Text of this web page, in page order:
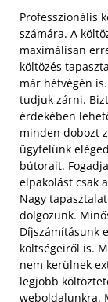
Professzionális
számára. A
maximálisan
költözés
már hétvégén
tudjuk zárni.
érdekében
minden dobozt
ügyfelünk
bútorait.
elpakolást csak
Nagy
dolgozunk.
Díjszámításunk
költségeiről is.
nem kerülnek
legjobb
weboldalunkra.